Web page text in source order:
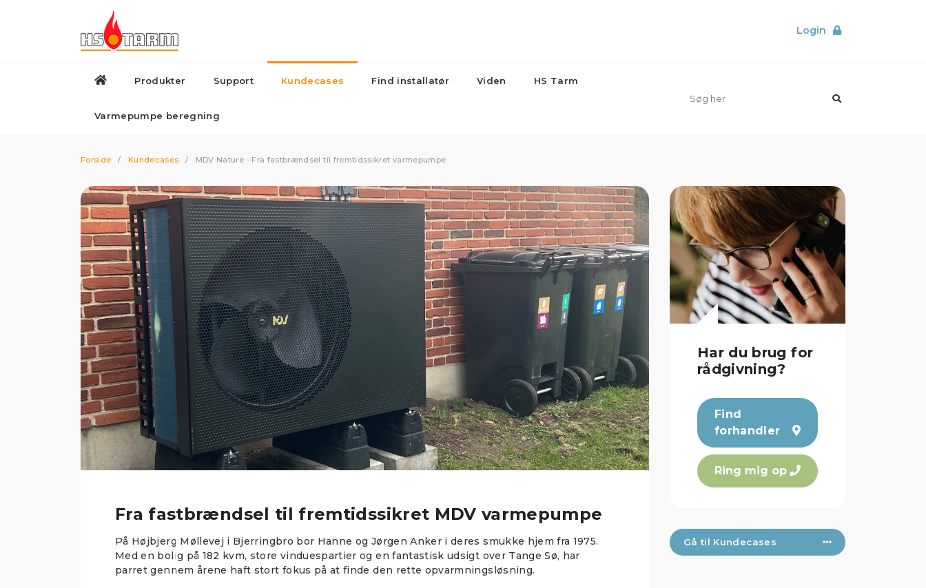
Login
Produkter Support Kundecases Find installatør Viden HS Tarm
Varmepumpe beregning
Forside / Kundecases / MDV Nature - Fra fastbrændsel til fremtidssikret varmepumpe
Fra fastbrændsel til fremtidssikret MDV varmepumpe
På Højbjerg Møllevej i Bjerringbro bor Hanne og Jørgen Anker i deres smukke hjem fra 1975.
Med en bolig på 182 kvm, store vinduespartier og en fantastisk udsigt over Tange Sø, har
parret gennem årene haft stort fokus på at finde den rette opvarmningsløsning.
Har du brug for
rådgivning?
Find
forhandler
Ring mig op
Gå til Kundecases